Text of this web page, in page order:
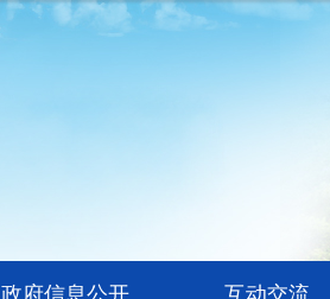
政府信息公开 互动交流